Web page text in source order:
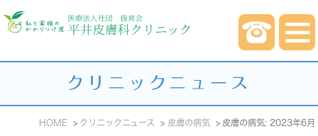
クリニックニュース
HOME クリニックニュース 皮膚の病気 皮膚の病気: 2023年6月